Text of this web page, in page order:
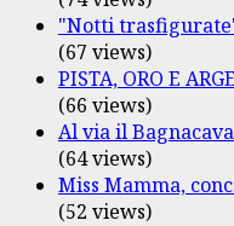
"Notti
(67 views)
PISTA, ORO E
(66 views)
Al via il
(64 views)
Miss Mamma,
(52 views)